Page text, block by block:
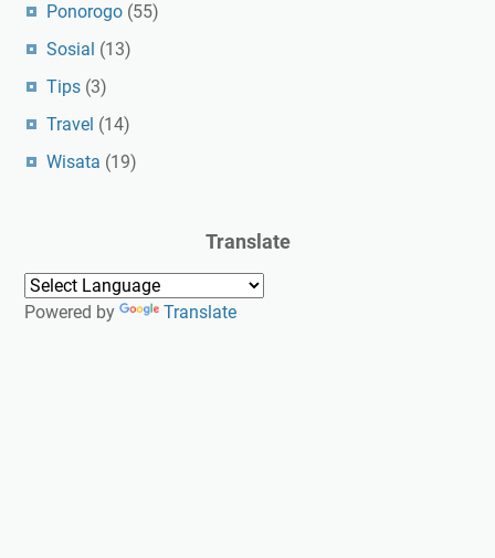
Ponorogo (55)
Sosial (13)
Tips (3)
Travel (14)
Wisata (19)
Translate
Powered by Translate